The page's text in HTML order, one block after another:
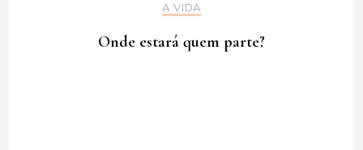
A VIDA
Onde estará quem parte?